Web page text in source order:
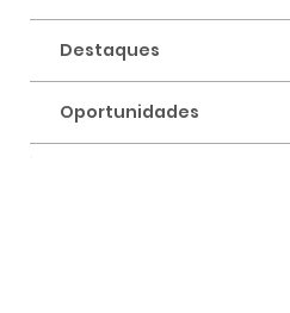
Destaques
Oportunidades